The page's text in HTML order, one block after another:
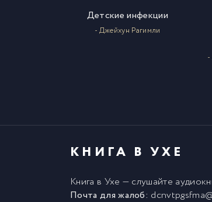
Детские инфекции
- Джейхун Рагимли
КНИГА В УХЕ
Книга в Ухе — слушайте
Почта для жалоб: